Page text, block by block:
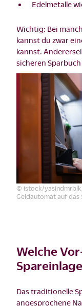
Edelmetalle
Wichtig; Bei
kannst du zwar
kannst.
sicheren
© istock/
Geldautomat auf
Welche
Das traditionelle
angesprochene